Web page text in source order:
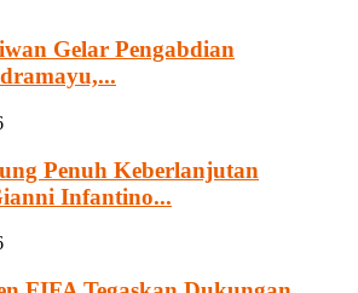
Gelar Pengabdian
Penuh Keberlanjutan
Infantino...